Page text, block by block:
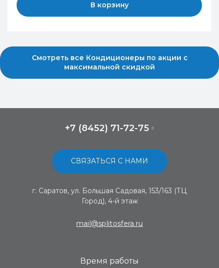
В корзину
Смотреть все Кондиционеры по акции с
максимальной скидкой
+7 (8452) 71-72-75
СВЯЗАТЬСЯ С НАМИ
г. Саратов, ул. Большая Садовая, 153/163 (ТЦ
Город), 4-й этаж
mail@splitosfera.ru
Время работы